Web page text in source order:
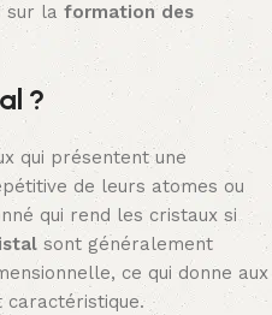
sur la formation des
?
qui présentent une
de leurs atomes ou
qui rend les cristaux si
sont généralement
ce qui donne aux
caractéristique.